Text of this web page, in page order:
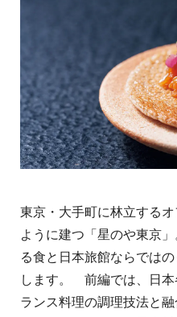
東京・大手町に林立する
ように建つ「星のや東京
る食と日本旅館ならでは
します。 前編では、日本
ランス料理の調理技法と